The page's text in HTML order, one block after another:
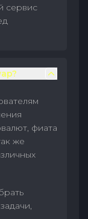
сервис
фиата
же